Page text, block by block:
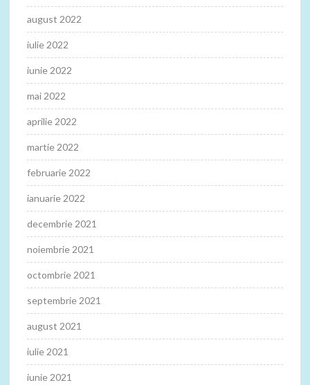
august 2022
iulie 2022
iunie 2022
mai 2022
aprilie 2022
martie 2022
februarie 2022
ianuarie 2022
decembrie 2021
noiembrie 2021
octombrie 2021
septembrie 2021
august 2021
iulie 2021
iunie 2021